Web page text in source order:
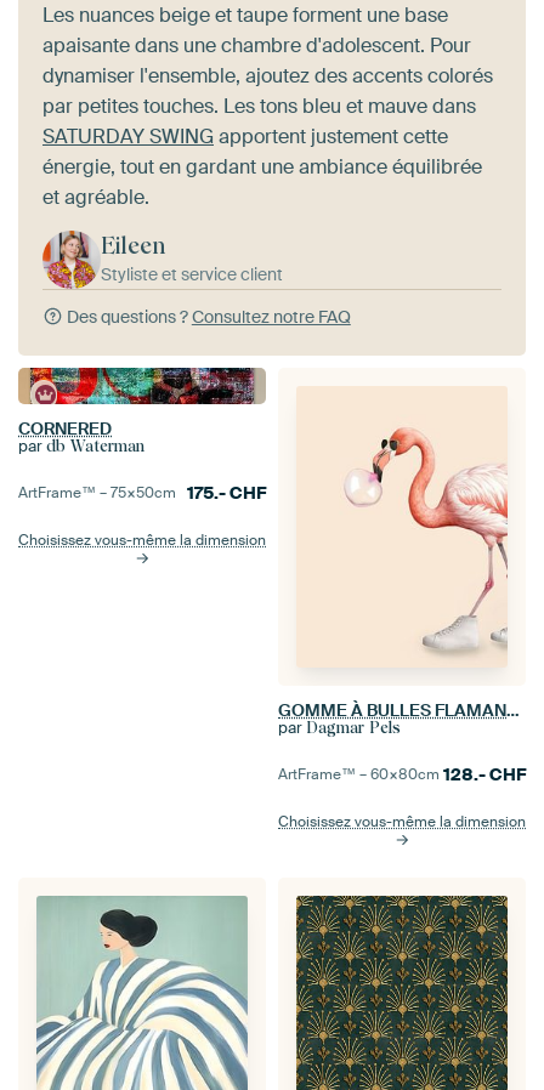
Les nuances beige et taupe forment une base
apaisante dans une chambre d'adolescent. Pour
dynamiser l'ensemble, ajoutez des accents colorés
par petites touches. Les tons bleu et mauve dans
SATURDAY SWING apportent justement cette
énergie, tout en gardant une ambiance équilibrée
et agréable.
Eileen
Styliste et service client
Des questions ?Consultez notre FAQ
CORNERED
par db Waterman
ArtFrame™ –75×50cm 175.-CHF
Choisissez vous-même la dimension
GOMME À BULLES FLAMANT ROSE
par Dagmar Pels
ArtFrame™ –60×80cm 128.-CHF
Choisissez vous-même la dimension